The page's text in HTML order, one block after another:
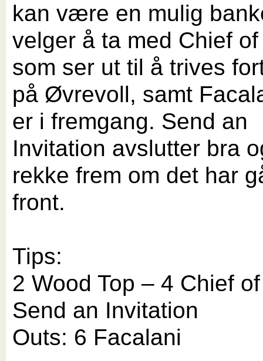
kan være en mulig
velger å ta med Chief of
som ser ut til å trives
på Øvrevoll, samt
er i fremgang. Send an
Invitation avslutter bra
rekke frem om det har
front.
Tips:
2 Wood Top – 4 Chief
Send an Invitation
Outs: 6 Facalani